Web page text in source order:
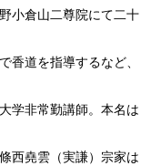
小倉山二尊院にて二十
香道を指導するなど、
学非常勤講師。本名は
西堯雲（実謙）宗家は